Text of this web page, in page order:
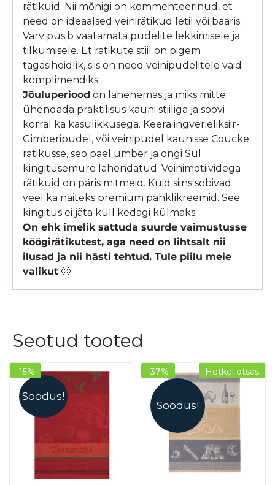
rätikuid. Nii mõnigi on kommenteerinud, et
need on ideaalsed veinirätikud letil või baaris.
Värv püsib vaatamata pudelite lekkimisele ja
tilkumisele. Et rätikute stiil on pigem
tagasihoidlik, siis on need veinipudelitele vaid
komplimendiks.
Jõuluperiood on lähenemas ja miks mitte
ühendada praktilisus kauni stiiliga ja soovi
korral ka kasulikkusega. Keera ingverieliksiir-
Gimberipudel, või veinipudel kaunisse Coucke
rätikusse, seo pael ümber ja ongi Sul
kingitusemure lahendatud. Veinimotiividega
rätikuid on päris mitmeid. Kuid siins sobivad
veel ka näiteks premium pähklikreemid. See
kingitus ei jäta küll kedagi külmaks.
On ehk imelik sattuda suurde vaimustusse
köögirätikutest, aga need on lihtsalt nii
ilusad ja nii hästi tehtud. Tule piilu meie
valikut 🙂
Seotud tooted
Soodus!
-15%
Soodus!
Hetkel otsas
-37%